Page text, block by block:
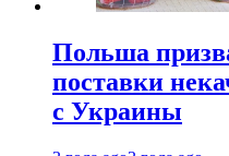
Польша
поставки
с Украины